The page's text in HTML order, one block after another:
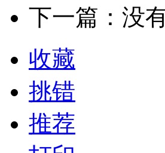
下一篇：没
收藏
挑错
推荐